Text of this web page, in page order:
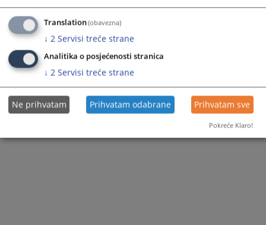
Kalkulator taksi je informativnog karaktera i ne mora nužno
predstavljati stvaran iznos takse predviđen važećim Zakonom o
sudskim taksama.Ukoliko uočite pogrešku prilikom izračuna takse,
molimo vas da obavijestite Odjel za IKT VSTV-a putem mail-a:
weburednistvo@pravosudje.ba.
Translation(obavezna)
↓ 2 Servisi treće strane
Analitika o posjećenosti stranica
↓ 2 Servisi treće strane
Ne prihvatam Prihvatam odabrane Prihvatam sve
Pokreće Klaro!